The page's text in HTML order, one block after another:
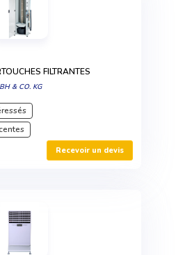
FILTRANTES
& CO. KG
Recevoir un devis